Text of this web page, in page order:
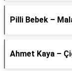
Pilli Bebek –
Ahmet Kaya –